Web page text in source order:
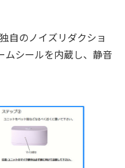
自のノイズリダクショ
ムシールを内蔵し、静音